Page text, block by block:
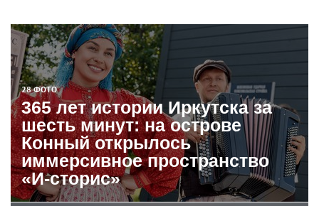
28 ФОТО
365 лет истории Иркутска за
шесть минут: на острове
Конный открылось
иммерсивное пространство
«И-сторис»